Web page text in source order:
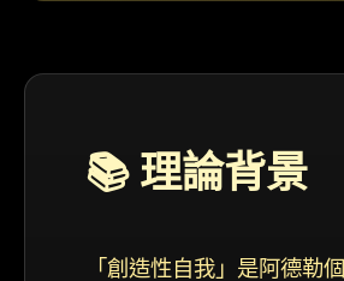
📚 理論背景
「創造性自我」是阿德勒